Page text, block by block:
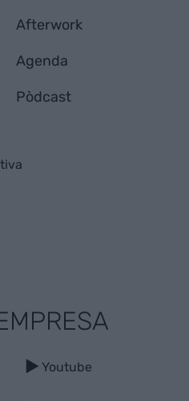
Afterwork
Agenda
Pòdcast
Youtube